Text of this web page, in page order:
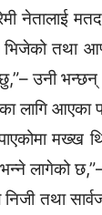
नेतालाई
तथा
उनी भन्छन्
लागि आएका
मख्ख
भन्ने लागेको
निजी तथा